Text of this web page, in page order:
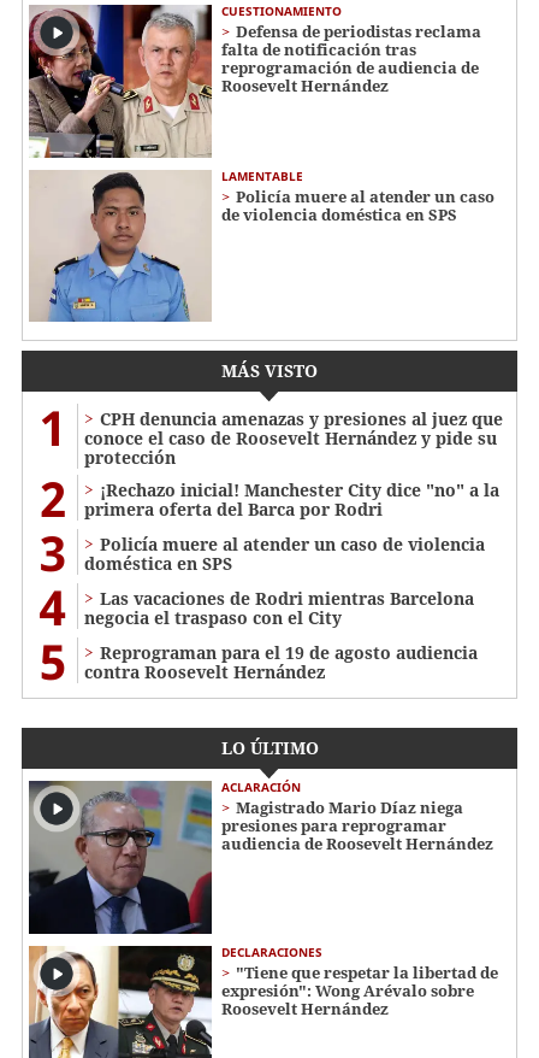
CUESTIONAMIENTO
Defensa de periodistas reclama
falta de notificación tras
reprogramación de audiencia de
Roosevelt Hernández
LAMENTABLE
Policía muere al atender un caso
de violencia doméstica en SPS
MÁS VISTO
1
CPH denuncia amenazas y presiones al juez que
conoce el caso de Roosevelt Hernández y pide su
protección
2
¡Rechazo inicial! Manchester City dice "no" a la
primera oferta del Barca por Rodri
3
Policía muere al atender un caso de violencia
doméstica en SPS
4
Las vacaciones de Rodri mientras Barcelona
negocia el traspaso con el City
5
Reprograman para el 19 de agosto audiencia
contra Roosevelt Hernández
LO ÚLTIMO
ACLARACIÓN
Magistrado Mario Díaz niega
presiones para reprogramar
audiencia de Roosevelt Hernández
DECLARACIONES
"Tiene que respetar la libertad de
expresión": Wong Arévalo sobre
Roosevelt Hernández